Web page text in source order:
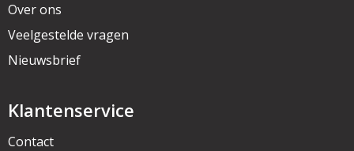
Over ons
Veelgestelde vragen
Nieuwsbrief
Klantenservice
Contact